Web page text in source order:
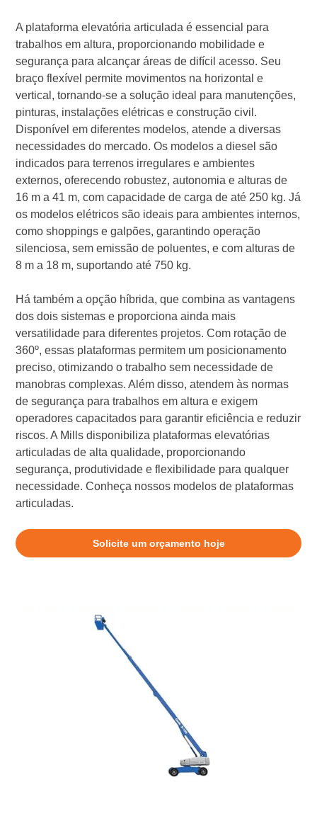
A plataforma elevatória articulada é essencial para
trabalhos em altura, proporcionando mobilidade e
segurança para alcançar áreas de difícil acesso. Seu
braço flexível permite movimentos na horizontal e
vertical, tornando-se a solução ideal para manutenções,
pinturas, instalações elétricas e construção civil.
Disponível em diferentes modelos, atende a diversas
necessidades do mercado. Os modelos a diesel são
indicados para terrenos irregulares e ambientes
externos, oferecendo robustez, autonomia e alturas de
16 m a 41 m, com capacidade de carga de até 250 kg. Já
os modelos elétricos são ideais para ambientes internos,
como shoppings e galpões, garantindo operação
silenciosa, sem emissão de poluentes, e com alturas de
8 m a 18 m, suportando até 750 kg.
Há também a opção híbrida, que combina as vantagens
dos dois sistemas e proporciona ainda mais
versatilidade para diferentes projetos. Com rotação de
360º, essas plataformas permitem um posicionamento
preciso, otimizando o trabalho sem necessidade de
manobras complexas. Além disso, atendem às normas
de segurança para trabalhos em altura e exigem
operadores capacitados para garantir eficiência e reduzir
riscos. A Mills disponibiliza plataformas elevatórias
articuladas de alta qualidade, proporcionando
segurança, produtividade e flexibilidade para qualquer
necessidade. Conheça nossos modelos de plataformas
articuladas.
Solicite um orçamento hoje